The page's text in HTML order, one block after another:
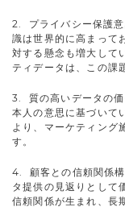
2. プライバシー保護
識は世界的に高まって
対する懸念も増大して
ティデータは、この課
3. 質の高いデータの価
本人の意思に基づいて
より、マーケティング
す。
4. 顧客との信頼関係
タ提供の見返りとして
信頼関係が生まれ、長